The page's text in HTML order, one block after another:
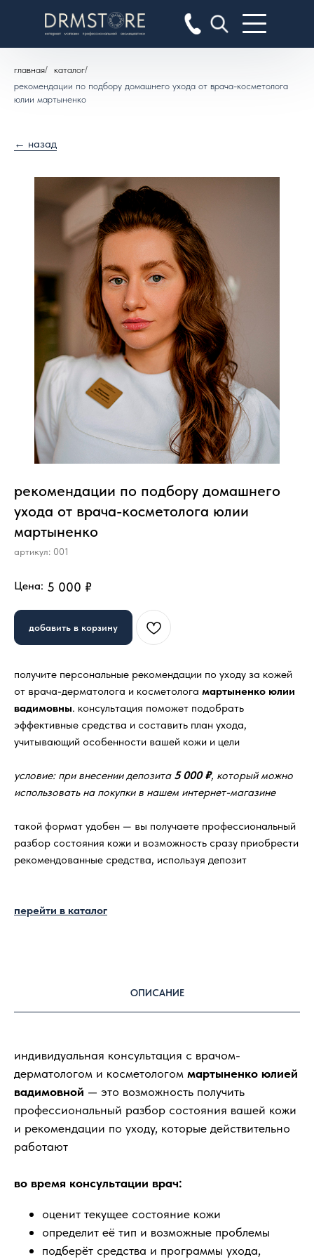
главная/ каталог/
рекомендации по подбору домашнего ухода от врача-косметолога
юлии мартыненко
← назад
рекомендации по подбору домашнего
ухода от врача-косметолога юлии
мартыненко
артикул: 001
Цена: 5 000 ₽
добавить в корзину
получите персональные рекомендации по уходу за кожей
от врача-дерматолога и косметолога мартыненко юлии
вадимовны. консультация поможет подобрать
эффективные средства и составить план ухода,
учитывающий особенности вашей кожи и цели
условие: при внесении депозита 5 000 ₽, который можно
использовать на покупки в нашем интернет-магазине
такой формат удобен — вы получаете профессиональный
разбор состояния кожи и возможность сразу приобрести
рекомендованные средства, используя депозит
перейти в каталог
ОПИСАНИЕ
индивидуальная консультация с врачом-
дерматологом и косметологом мартыненко юлией
вадимовной — это возможность получить
профессиональный разбор состояния вашей кожи
и рекомендации по уходу, которые действительно
работают
во время консультации врач:
оценит текущее состояние кожи
определит её тип и возможные проблемы
подберёт средства и программы ухода,